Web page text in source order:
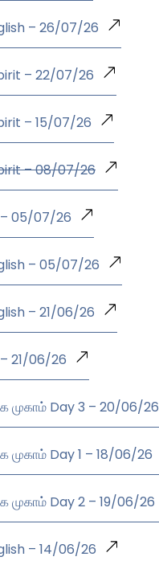
– 26/07/26
– 22/07/26
– 15/07/26
– 08/07/26
– 05/07/26
– 05/07/26
– 21/06/26
– 21/06/26
முகாம் Day 3 – 20/06/26
Day 1 – 18/06/26
Day 2 – 19/06/26
– 14/06/26